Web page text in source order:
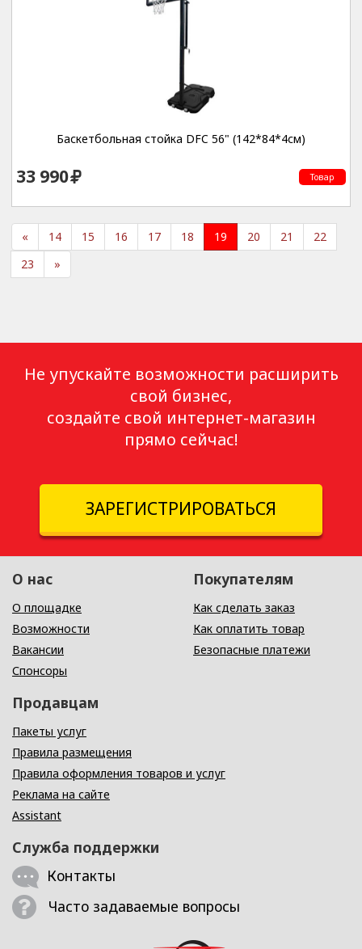
Баскетбольная стойка DFC 56" (142*84*4см)
33 990 Товар
« 14 15 16 17 18 19 20 21
22
23
»
Не упускайте возможности расширить
свой бизнес,
создайте свой интернет-магазин
прямо сейчас!
ЗАРЕГИСТРИРОВАТЬСЯ
О нас
О площадке
Возможности
Вакансии
Спонсоры
Покупателям
Как сделать заказ
Как оплатить товар
Безопасные платежи
Продавцам
Пакеты услуг
Правила размещения
Правила оформления товаров и услуг
Реклама на сайте
Assistant
Служба поддержки
Контакты
Часто задаваемые вопросы